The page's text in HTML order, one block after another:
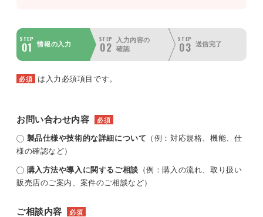
STEP
01 情報の入力
STEP
02
入力内容の
確認
STEP
03 送信完了
必須 は入力必須項目です。
お問い合わせ内容 必須
製品仕様や技術的な詳細について （例：対応規格、機能、仕
様の確認など）
購入方法や導入に関するご相談 （例：購入の流れ、取り扱い
販売店のご案内、案件のご相談など）
ご相談内容 必須